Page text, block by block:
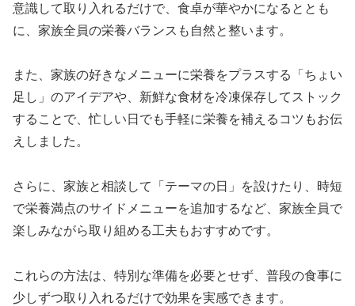
意識して取り入れるだけで、食卓が華やかになるととも
に、家族全員の栄養バランスも自然と整います。
また、家族の好きなメニューに栄養をプラスする「ちょい
足し」のアイデアや、新鮮な食材を冷凍保存してストック
することで、忙しい日でも手軽に栄養を補えるコツもお伝
えしました。
さらに、家族と相談して「テーマの日」を設けたり、時短
で栄養満点のサイドメニューを追加するなど、家族全員で
楽しみながら取り組める工夫もおすすめです。
これらの方法は、特別な準備を必要とせず、普段の食事に
少しずつ取り入れるだけで効果を実感できます。